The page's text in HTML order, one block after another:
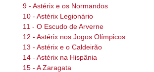
9 - Astérix e os Normandos
10 - Astérix Legionário
11 - O Escudo de Arverne
12 - Astérix nos Jogos Olímpicos
13 - Astérix e o Caldeirão
14 - Astérix na Hispânia
15 - A Zaragata